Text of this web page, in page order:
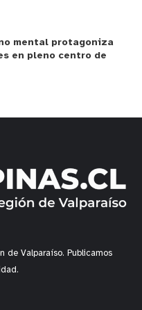
durante la mañana
para iniciar los
de contención
mental protagoniza
en pleno centro de
de Valparaíso. Publicamos